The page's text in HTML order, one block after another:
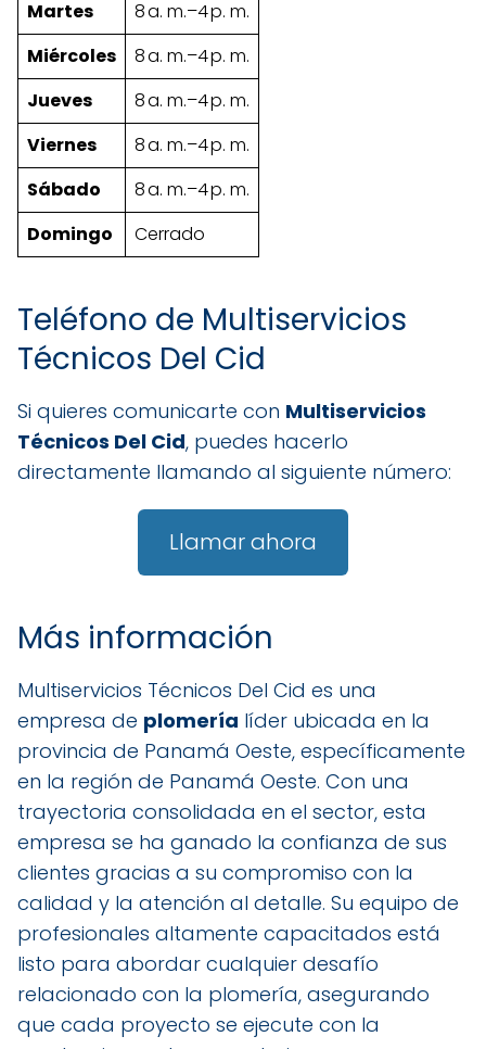
Martes
8 a. m.–4 p. m.
Miércoles
8 a. m.–4 p. m.
Jueves
8 a. m.–4 p. m.
Viernes
8 a. m.–4 p. m.
Sábado
8 a. m.–4 p. m.
Domingo
Cerrado
Teléfono de Multiservicios
Técnicos Del Cid
Si quieres comunicarte con Multiservicios
Técnicos Del Cid, puedes hacerlo
directamente llamando al siguiente número:
Llamar ahora
Más información
Multiservicios Técnicos Del Cid es una
empresa de plomería líder ubicada en la
provincia de Panamá Oeste, específicamente
en la región de Panamá Oeste. Con una
trayectoria consolidada en el sector, esta
empresa se ha ganado la confianza de sus
clientes gracias a su compromiso con la
calidad y la atención al detalle. Su equipo de
profesionales altamente capacitados está
listo para abordar cualquier desafío
relacionado con la plomería, asegurando
que cada proyecto se ejecute con la